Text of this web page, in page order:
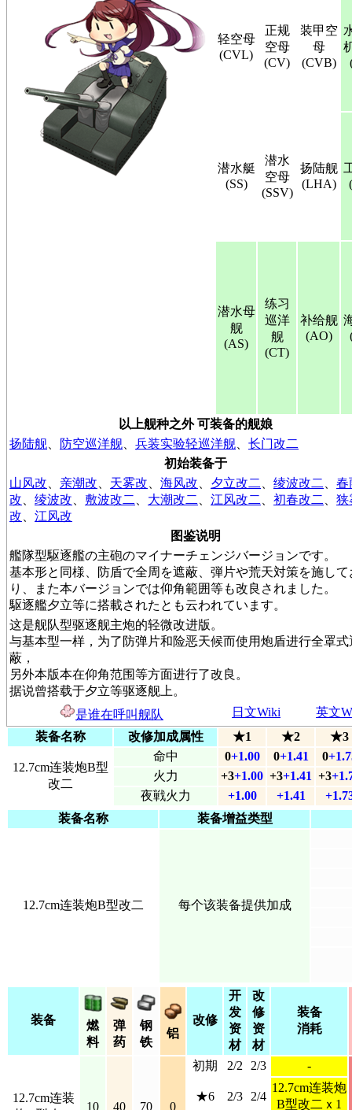
轻空母
(CVL)
正规
空母
(CV)
装甲空
母
(CVB)
潜水艇
(SS)
潜水
空母
(SSV)
扬陆舰
(LHA)
潜水母
舰
(AS)
练习
巡洋
舰
(CT)
补给舰
(AO)
以上舰种之外 可装备的舰娘
扬陆舰
防空巡洋舰 兵装实验轻巡洋舰
长门改二
初始装备于
山风改
亲潮改 天雾改 海风改 夕立改二 绫波改二
春
改
绫波改 敷波改二 大潮改二 江风改二 初春改二
狭
改
江风改
图鉴说明
艦隊型駆逐艦の主砲のマイナーチェンジバージョンです。
基本形と同様、防盾で全周を遮蔽、弾片や荒天対策を施して
り、また本バージョンでは仰角範囲等も改良されました。
駆逐艦夕立等に搭載されたとも云われています。
这是舰队型驱逐舰主炮的轻微改进版。
与基本型一样，为了防弹片和险恶天候而使用炮盾进行全罩式
蔽，
另外本版本在仰角范围等方面进行了改良。
据说曾搭载于夕立等驱逐舰上。
是谁在呼叫舰队
日文Wiki
英文
装备名称
改修加成属性 ★1 ★2 ★3
12.7cm连装炮B型
改二
命中 0+1.00 0+1.41 0
火力
+3+1.00 +3+1.41 +3
夜戦火力
+1.00 +1.41
装备名称
装备增益类型
12.7cm连装炮B型改二 每个该装备提供加成
装备
燃
料
弹
药
钢
铁
铝
改修
开
发
资
材
改
修
资
材
装备
消耗
12.7cm连装
10 40 70 0
初期 2/2 2/3 -
★6 2/3 2/4
12.7cm连装炮
B型改二 ｘ1